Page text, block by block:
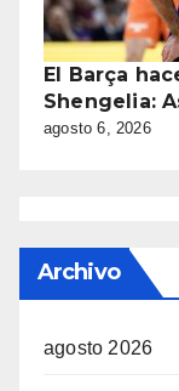
El Barça
Shengelia:
agosto 6, 2026
Archivo
agosto 2026